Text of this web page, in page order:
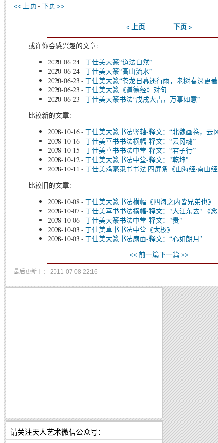
<< 上页 - 下页 >>
< 上页 下页 >
或许你会感兴趣的文章:
2020-06-24- 丁仕美大篆“道法自然”
2020-06-24- 丁仕美大篆“高山流水”
2020-06-23 - 丁仕美大篆“苍龙日暮还行雨，老树春深更
2020-06-23 - 丁仕美大篆《道德经》对句
2020-06-23 - 丁仕美大篆书法“戊戌大吉，万事如意”
比较新的文章:
2008-10-16- 丁仕美大篆书法竖轴-释文：“北魏画卷，云
2008-10-16- 丁仕美草书书法横幅-释文：“云冈魂”
2008-10-15 - 丁仕美草书书法中堂-释文：“君子行”
2008-10-12- 丁仕美大篆书法中堂-释文："乾坤"
2008-10-11 - 丁仕美鸡毫隶书书法 四屏条《山海经·南山
比较旧的文章:
2008-10-08 - 丁仕美大篆书法横幅《四海之内皆兄弟也》
2008-10-07 - 丁仕美草书书法横幅-释文："大江东去" 《
2008-10-06- 丁仕美大篆书法中堂-释文："贵"
2008-10-03 - 丁仕美草书书法中堂《太极》
2008-10-03 - 丁仕美大篆书法扇面-释文：“心如朗月”
<< 前一篇下一篇 >>
最后更新于： 2011-07-08 22:16
请关注天人艺术微信公众号：